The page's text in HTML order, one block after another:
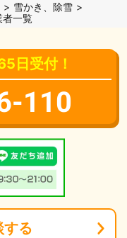
雪かき、除雪
者一覧
日受付！
110
する